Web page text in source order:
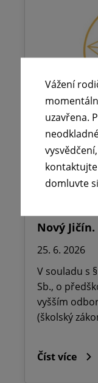
volna na
Nový Jičín.
25. 6. 2026
V souladu s
Sb., o
vyšším
(školský
Číst více
Vážení
uzavřena.
kontaktujte
domluvte